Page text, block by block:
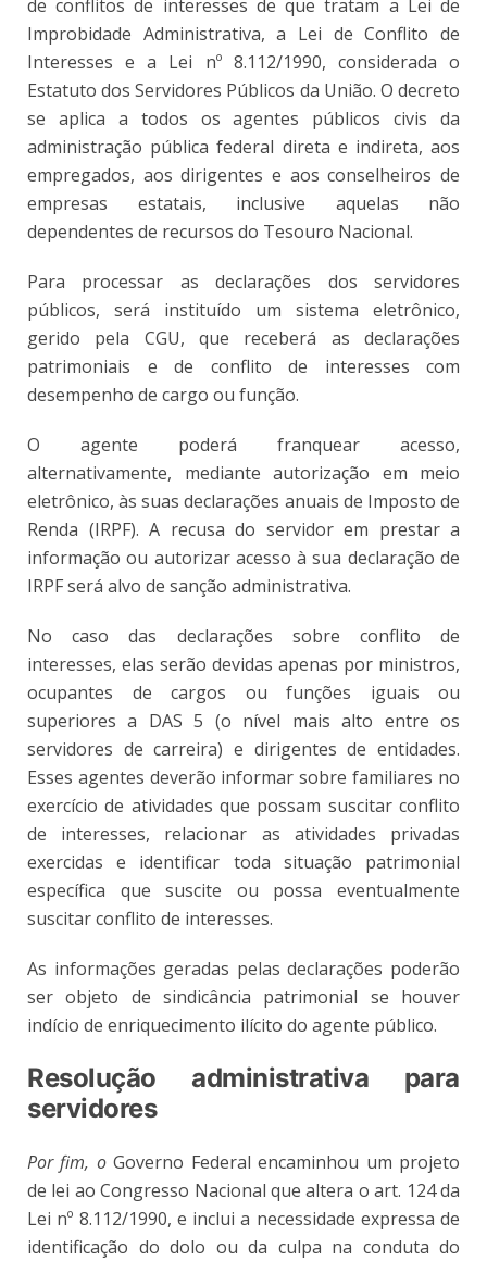
de conflitos de interesses de que tratam a Lei de
Improbidade Administrativa, a Lei de Conflito de
Interesses e a Lei nº 8.112/1990, considerada o
Estatuto dos Servidores Públicos da União. O decreto
se aplica a todos os agentes públicos civis da
administração pública federal direta e indireta, aos
empregados, aos dirigentes e aos conselheiros de
empresas estatais, inclusive aquelas não
dependentes de recursos do Tesouro Nacional.
Para processar as declarações dos servidores
públicos, será instituído um sistema eletrônico,
gerido pela CGU, que receberá as declarações
patrimoniais e de conflito de interesses com
desempenho de cargo ou função.
O agente poderá franquear acesso,
alternativamente, mediante autorização em meio
eletrônico, às suas declarações anuais de Imposto de
Renda (IRPF). A recusa do servidor em prestar a
informação ou autorizar acesso à sua declaração de
IRPF será alvo de sanção administrativa.
No caso das declarações sobre conflito de
interesses, elas serão devidas apenas por ministros,
ocupantes de cargos ou funções iguais ou
superiores a DAS 5 (o nível mais alto entre os
servidores de carreira) e dirigentes de entidades.
Esses agentes deverão informar sobre familiares no
exercício de atividades que possam suscitar conflito
de interesses, relacionar as atividades privadas
exercidas e identificar toda situação patrimonial
específica que suscite ou possa eventualmente
suscitar conflito de interesses.
As informações geradas pelas declarações poderão
ser objeto de sindicância patrimonial se houver
indício de enriquecimento ilícito do agente público.
Resolução administrativa para
servidores
Por fim, oGoverno Federal encaminhou um projeto
de lei ao Congresso Nacional que altera o art. 124 da
Lei nº 8.112/1990, e inclui a necessidade expressa de
identificação do dolo ou da culpa na conduta do